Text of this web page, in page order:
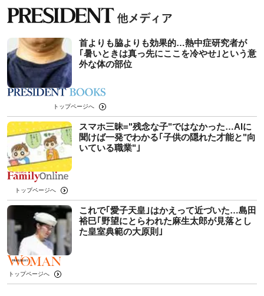
首よりも脇よりも効果的…熱中症研究者が
｢暑いときは真っ先にここを冷やせ｣という意
外な体の部位
トップページへ
スマホ三昧="残念な子"ではなかった…AIに
聞けば一発でわかる｢子供の隠れた才能と"向
いている職業"｣
トップページへ
これで｢愛子天皇｣はかえって近づいた…島田
裕巳｢野望にとらわれた麻生太郎が見落とし
た皇室典範の大原則｣
トップページへ